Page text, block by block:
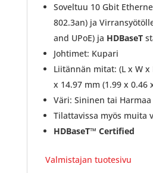
Soveltuu 10 Gbit
802.3an) ja
and UPoE) ja HDBaseT
Johtimet: Kupari
Liitännän mitat: (L x W x
x 14.97 mm (1.99 x 0.46
Väri: Sininen tai Harmaa
Tilattavissa myös muita
HDBaseT™ Certified
Valmistajan tuotesivu